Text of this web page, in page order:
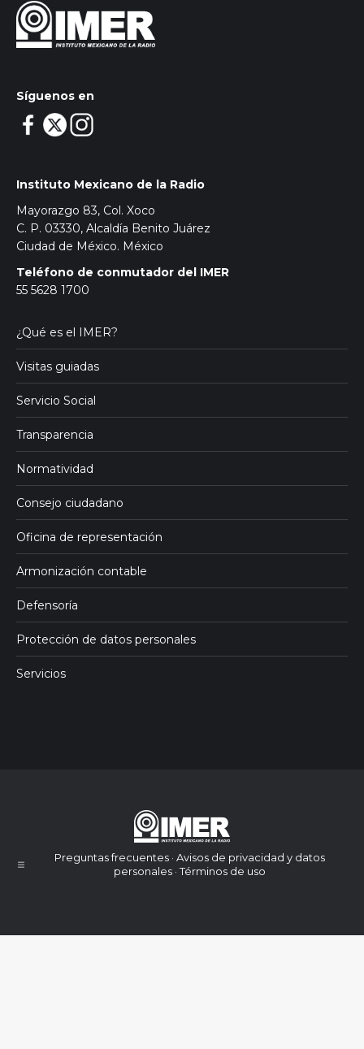
Síguenos en
Instituto Mexicano de la Radio
Mayorazgo 83, Col. Xoco
C. P. 03330, Alcaldía Benito Juárez
Ciudad de México. México
Teléfono de conmutador del IMER
55 5628 1700
¿Qué es el IMER?
Visitas guiadas
Servicio Social
Transparencia
Normatividad
Consejo ciudadano
Oficina de representación
Armonización contable
Defensoría
Protección de datos personales
Servicios
Preguntas frecuentes · Avisos de privacidad y datos
personales · Términos de uso